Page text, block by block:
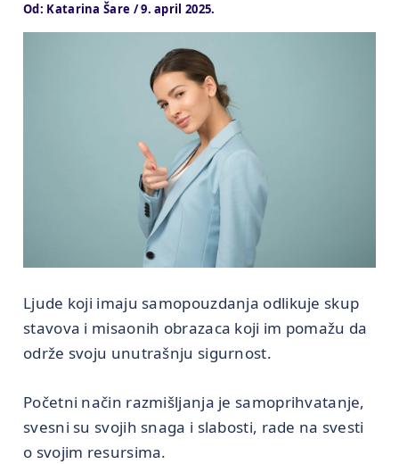
Od: Katarina Šare /9. april 2025.
Ljude koji imaju samopouzdanja odlikuje skup
stavova i misaonih obrazaca koji im pomažu da
održe svoju unutrašnju sigurnost.
Početni način razmišljanja je samoprihvatanje,
svesni su svojih snaga i slabosti, rade na svesti
o svojim resursima.